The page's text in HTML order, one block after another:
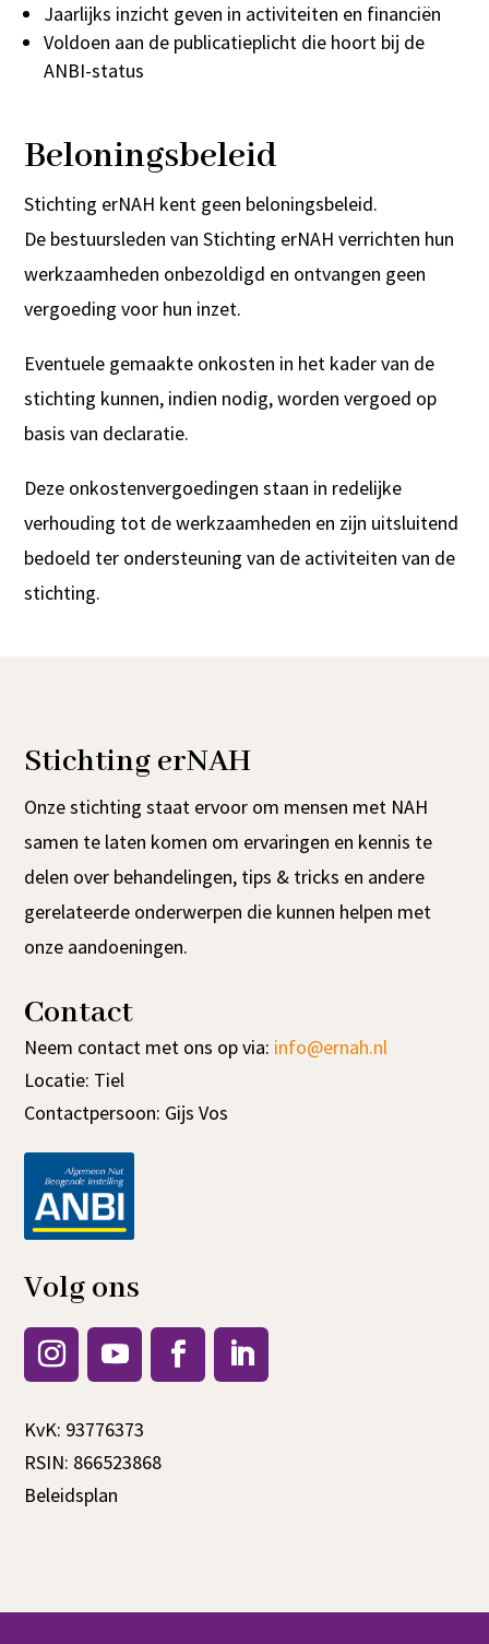
Jaarlijks inzicht geven in activiteiten en financiën
Voldoen aan de publicatieplicht die hoort bij de
ANBI-status
Beloningsbeleid
Stichting erNAH kent geen beloningsbeleid.
De bestuursleden van Stichting erNAH verrichten hun
werkzaamheden onbezoldigd en ontvangen geen
vergoeding voor hun inzet.
Eventuele gemaakte onkosten in het kader van de
stichting kunnen, indien nodig, worden vergoed op
basis van declaratie.
Deze onkostenvergoedingen staan in redelijke
verhouding tot de werkzaamheden en zijn uitsluitend
bedoeld ter ondersteuning van de activiteiten van de
stichting.
Stichting erNAH
Onze stichting staat ervoor om mensen met NAH
samen te laten komen om ervaringen en kennis te
delen over behandelingen, tips & tricks en andere
gerelateerde onderwerpen die kunnen helpen met
onze aandoeningen.
Contact
Neem contact met ons op via: info@ernah.nl
Locatie: Tiel
Contactpersoon: Gijs Vos
Volg ons
KvK: 93776373
RSIN: 866523868
Beleidsplan